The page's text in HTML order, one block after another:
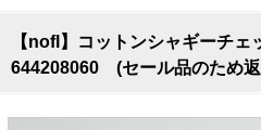
ワンピース
【nofl】コットンシャギーチ
644208060 (セール品のため